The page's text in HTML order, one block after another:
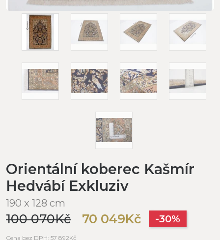
Orientální koberec Kašmír
Hedvábí Exkluziv
190 x 128 cm
100 070Kč 70 049Kč -30%
Cena bez DPH: 57 892Kč